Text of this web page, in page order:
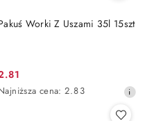
Worki Z Uszami 35l 15szt
cena: 2.83